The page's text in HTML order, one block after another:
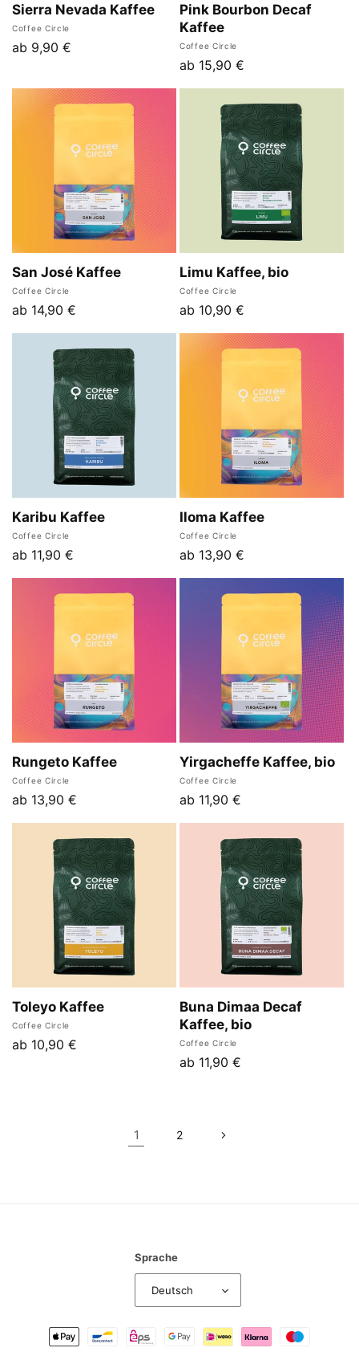
Sierra Nevada Kaffee
Anbieter:
Coffee Circle
Normaler
ab 9,90 €
Pink Bourbon Decaf
Kaffee
Anbieter:
Coffee Circle
Normaler
ab 15,90 €
San José Kaffee
Anbieter:
Coffee Circle
Normaler
ab 14,90 €
Limu Kaffee, bio
Anbieter:
Coffee Circle
Normaler
ab 10,90 €
Karibu Kaffee
Anbieter:
Coffee Circle
Normaler
ab 11,90 €
Iloma Kaffee
Anbieter:
Coffee Circle
Normaler
ab 13,90 €
Rungeto Kaffee
Anbieter:
Coffee Circle
Normaler
ab 13,90 €
Yirgacheffe Kaffee, bio
Anbieter:
Coffee Circle
Normaler
ab 11,90 €
Toleyo Kaffee
Anbieter:
Coffee Circle
Normaler
ab 10,90 €
Buna Dimaa Decaf
Kaffee, bio
Anbieter:
Coffee Circle
Normaler
ab 11,90 €
1 2
Sprache
Deutsch
Zahlungsmethoden